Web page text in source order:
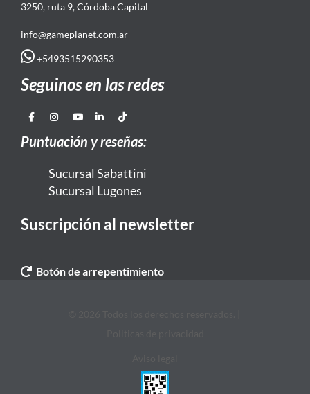
3250, ruta 9, Córdoba Capital
info@gameplanet.com.ar
+5493515290353
Seguinos en las redes
Puntuación y reseñas:
Sucursal Sabattini
Sucursal Lugones
Suscripción al newsletter
Botón de arrepentimiento